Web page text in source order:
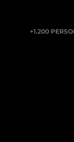
+1.200